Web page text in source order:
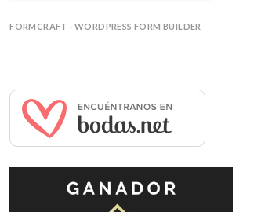
FORMCRAFT - WORDPRESS FORM BUILDER